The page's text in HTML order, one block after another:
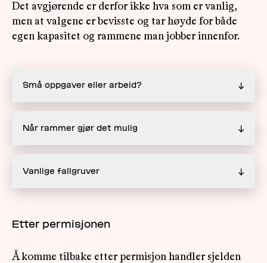
Det avgjørende er derfor ikke hva som er vanlig,
men at valgene er bevisste og tar høyde for både
egen kapasitet og rammene man jobber innenfor.
Små oppgaver eller arbeid? ↓
Når rammer gjør det mulig ↓
Vanlige fallgruver ↓
Etter permisjonen
Å komme tilbake etter permisjon handler sjelden